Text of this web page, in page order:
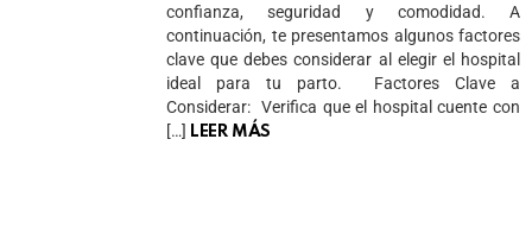
confianza, seguridad y comodidad. A
continuación, te presentamos algunos factores
clave que debes considerar al elegir el hospital
ideal para tu parto. Factores Clave a
Considerar: Verifica que el hospital cuente con
[…] LEER MÁS